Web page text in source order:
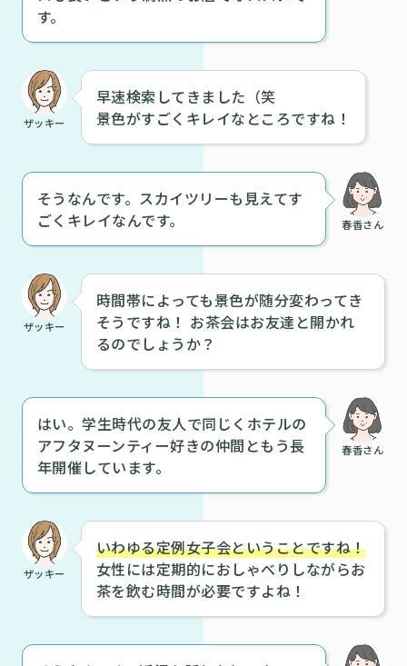
す。
ザッキー
早速検索してきました（笑
景色がすごくキレイなところですね！
春香さん
そうなんです。スカイツリーも見えてす
ごくキレイなんです。
ザッキー
時間帯によっても景色が随分変わってき
そうですね！ お茶会はお友達と開かれ
るのでしょうか？
春香さん
はい。学生時代の友人で同じくホテルの
アフタヌーンティー好きの仲間ともう長
年開催しています。
ザッキー
いわゆる定例女子会ということですね！
女性には定期的におしゃべりしながらお
茶を飲む時間が必要ですよね！